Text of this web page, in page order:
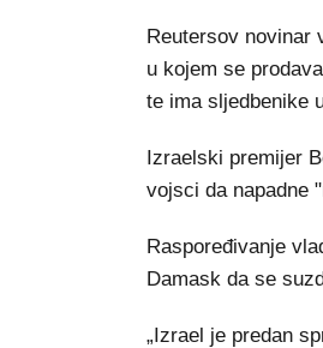
Reutersov novinar
u kojem se
te ima sljedbenike
Izraelski premijer
vojsci da napadne
Raspoređivanje
Damask da se
„Izrael je predan